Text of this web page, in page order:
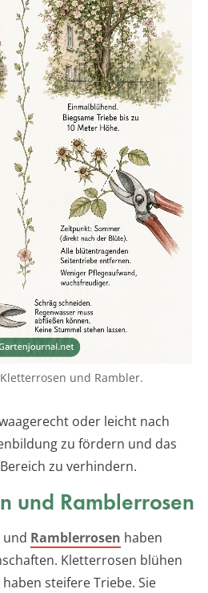
und Rambler.
oder leicht nach
zu fördern und das
zu verhindern.
und Ramblerrosen
und Ramblerrosen haben
Kletterrosen blühen
steifere Triebe. Sie